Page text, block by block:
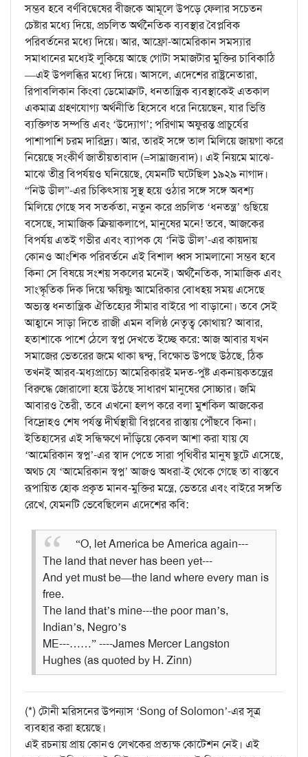
সম্ভব হবে বর্ণবিদ্বেষের বীজকে আমূলে উপড়ে ফেলার সচেতন
চেষ্টার মধ্যে দিয়ে, প্রচলিত অর্থনৈতিক ব্যবস্থার বৈপ্লবিক
পরিবর্তনের মধ্যে দিয়ে। আর, আফ্রো-আমেরিকান সমস্যার
সমাধানের মধ্যেই লুকিয়ে আছে গোটা সমাজটার মুক্তির চাবিকাঠি
—এই উপলব্ধির মধ্যে দিয়ে। আসলে, এদেশের রাষ্ট্রনেতারা,
রিপাবলিকান কিংবা ডেমোক্রাট, ধনতান্ত্রিক ব্যবস্থাকেই এতকাল
একমাত্র গ্রহণযোগ্য অর্থনীতি হিসেবে ধরে নিয়েছেন, যার ভিত্তি
ব্যক্তিগত সম্পত্তি এবং ‘উদ্যোগ’; পরিণাম অফুরন্ত প্রাচুর্যের
পাশাপাশি চরম দারিদ্র্য। আর, তারই সঙ্গে তাল মিলিয়ে জায়গা করে
নিয়েছে সংকীর্ণ জাতীয়তাবাদ (=সাম্রাজ্যবাদ)। এই নিয়মে মাঝে-
মাঝে তীব্র বিপর্যয়ও ঘনিয়েছে, যেমনটি ঘটেছিল ১৯২৯ নাগাদ।
“নিউ ডীল”-এর চিকিৎসায় সুস্থ হয়ে ওঠার সঙ্গে সঙ্গে অবশ্য
মিলিয়ে গেছে সব সতর্কতা, নতুন করে প্রচলিত ‘ধনতন্ত্র’ গুছিয়ে
বসেছে, সামাজিক ক্রিয়াকলাপে, মানুষের মনে! তবে, আজকের
বিপর্যয় এতই গভীর এবং ব্যাপক যে ‘নিউ ডীল’-এর কায়দায়
কোনও আংশিক পরিবর্তনে এই বিশাল ধ্বস সামলানো সম্ভব হবে
কিনা সে বিষয়ে সংশয় সকলের মনেই। অর্থনৈতিক, সামাজিক এবং
সাংস্কৃতিক দিক দিয়ে ক্ষয়িষ্ণু আমেরিকার বোধহয় সময় এসেছে
অভ্যস্ত ধনতান্ত্রিক ঐতিহ্যের সীমার বাইরে পা বাড়ানো। তবে সেই
আহ্বানে সাড়া দিতে রাজী এমন বলিষ্ঠ নেতৃত্ব কোথায়? আবার,
হতাশাকে পাশে ঠেলে স্বপ্ন দেখতে ইচ্ছে করে: আজ আবার যখন
সমাজের ভেতরের জমে থাকা দ্বন্দ্ব, বিক্ষোভ উপছে উঠছে, ঠিক
তখনই আরব-মধ্যপ্রাচ্যে আমেরিকারই মদত-পুষ্ট একনায়কতন্ত্রের
বিরুদ্ধে জোরালো হয়ে উঠছে সাধারণ মানুষের সোচ্চার।জমি
আবারও তৈরী, তবে এখনো হলপ করে বলা মুশকিল আজকের
বিদ্রোহও শেষ পর্যন্ত দীর্ঘস্থায়ী বিপ্লবের রাস্তায় পৌঁছবে কিনা।
ইতিহাসের এই সন্ধিক্ষণে দাঁড়িয়ে কেবল আশা করা যায় যে
‘আমেরিকান স্বপ্ন’-এর স্বাদ পেতে সারা পৃথিবীর মানুষ ছুটে এসেছে,
অথচ যে ‘আমেরিকান স্বপ্ন’ আজও অধরা-ই থেকে গেছে তা বাস্তবে
রূপায়িত হোক প্রকৃত মানব-মুক্তির মন্ত্রে, ভেতরে এবং বাইরে সঙ্গতি
রেখে, যেমনটি ভেবেছিলেন এদেশের কবি:
“O, let America be America again---
The land that never has been yet---
And yet must be—the land where every man is
free.
The land that’s mine---the poor man’s,
Indian’s, Negro’s
ME---……”----James Mercer Langston
Hughes (as quoted by H. Zinn)
(*) টোনী মরিসনের উপন্যাস ‘Song of Solomon’-এর সূত্র
ব্যবহার করা হয়েছে।
এই রচনায় প্রায় কোনও লেখকের প্রত্যক্ষ কোটেশন নেই। এই